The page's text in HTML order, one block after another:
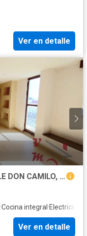
Ver en detalle
DEPARTAMENTO EN RENTA VALLE DON CAMILO, TOLUCA EDOMEX
·Cocina integral ·Electricidad
Ver en detalle